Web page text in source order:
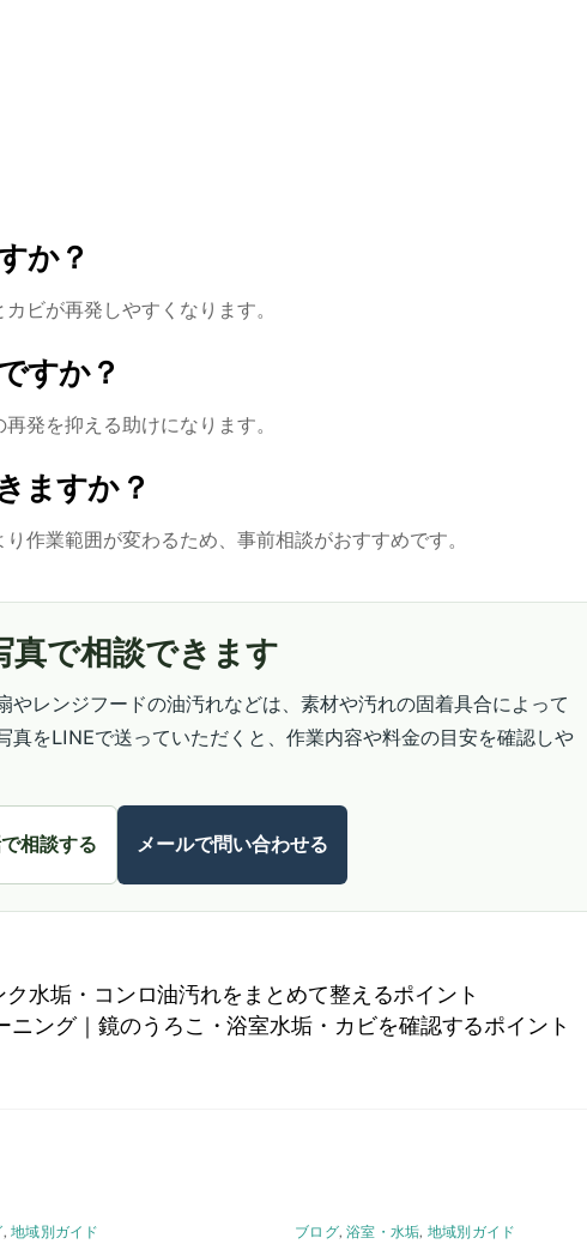
か？
ビが再発しやすくなります。
すか？
発を抑える助けになります。
ますか？
作業範囲が変わるため、事前相談がおすすめです。
真で相談できます
レンジフードの油汚れなどは、素材や汚れの固着具合によって
真をLINEで送っていただくと、作業内容や料金の目安を確認しや
相談する メールで問い合わせる
水垢・コンロ油汚れをまとめて整えるポイント
ニング｜鏡のうろこ・浴室水垢・カビを確認するポイント
,地域別ガイド ブログ,浴室・水垢, 地域別ガイド